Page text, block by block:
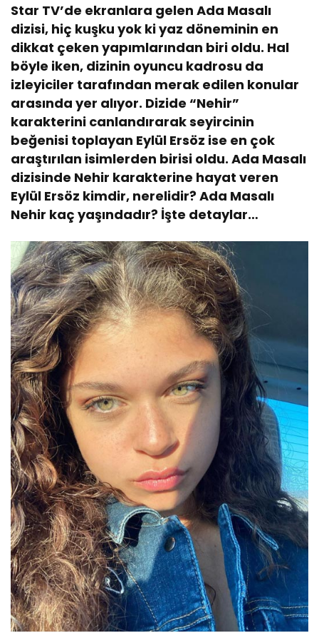
Star TV’de ekranlara gelen Ada Masalı
dizisi, hiç kuşku yok ki yaz döneminin en
dikkat çeken yapımlarından biri oldu. Hal
böyle iken, dizinin oyuncu kadrosu da
izleyiciler tarafından merak edilen konular
arasında yer alıyor. Dizide “Nehir”
karakterini canlandırarak seyircinin
beğenisi toplayan Eylül Ersöz ise en çok
araştırılan isimlerden birisi oldu. Ada Masalı
dizisinde Nehir karakterine hayat veren
Eylül Ersöz kimdir, nerelidir? Ada Masalı
Nehir kaç yaşındadır? İşte detaylar…